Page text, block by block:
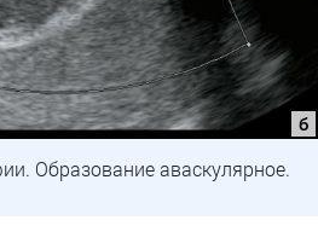
Образование аваскулярное.